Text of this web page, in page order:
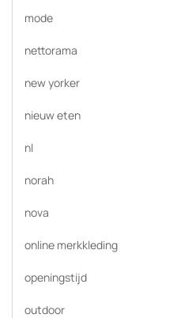
mode
nettorama
new yorker
nieuw eten
nl
norah
nova
online merkkleding
openingstijd
outdoor